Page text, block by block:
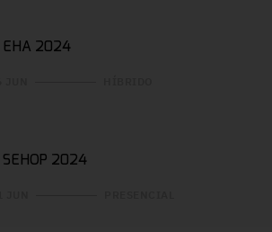
EHA 2024
2024